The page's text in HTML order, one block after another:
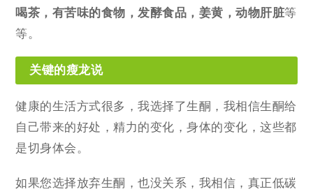
喝茶，有苦味的食物，发酵食品，姜黄，动物肝脏等
等。
关键的瘦龙说
健康的生活方式很多，我选择了生酮，我相信生酮给
自己带来的好处，精力的变化，身体的变化，这些都
是切身体会。
如果您选择放弃生酮，也没关系，我相信，真正低碳